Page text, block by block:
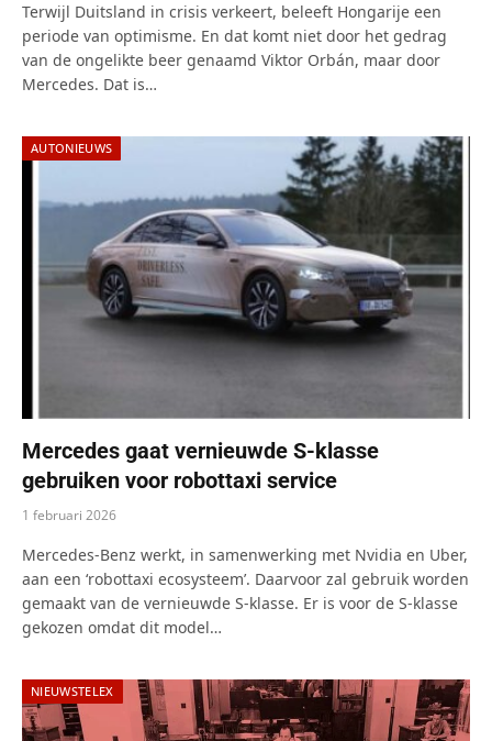
Terwijl Duitsland in crisis verkeert, beleeft Hongarije een
periode van optimisme. En dat komt niet door het gedrag
van de ongelikte beer genaamd Viktor Orbán, maar door
Mercedes. Dat is…
AUTONIEUWS
Mercedes gaat vernieuwde S-klasse
gebruiken voor robottaxi service
1 februari 2026
Mercedes-Benz werkt, in samenwerking met Nvidia en Uber,
aan een ‘robottaxi ecosysteem’. Daarvoor zal gebruik worden
gemaakt van de vernieuwde S-klasse. Er is voor de S-klasse
gekozen omdat dit model…
NIEUWSTELEX